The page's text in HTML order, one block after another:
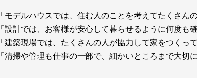
「モデルハウスでは、住む人のことを考えてたくさん
「設計では、お客様が安心して暮らせるように何度も
「建築現場では、たくさんの人が協力して家をつくっ
「清掃や管理も仕事の一部で、細かいところまで大切